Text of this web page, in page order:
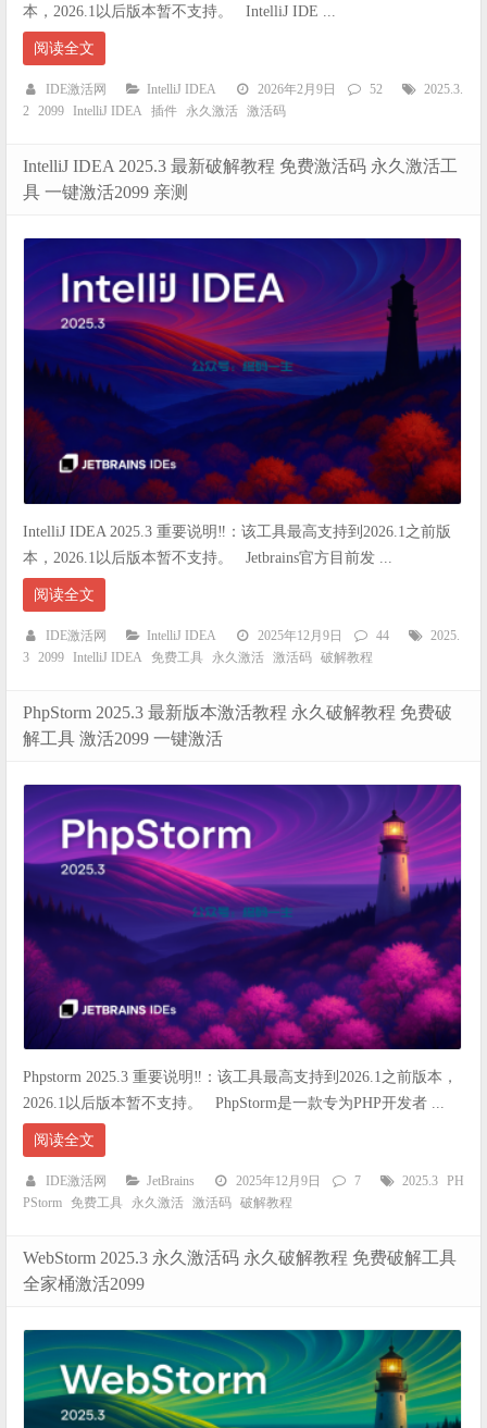
本，2026.1以后版本暂不支持。 IntelliJ IDE ...
阅读全文
IDE激活网 IntelliJ IDEA 2026年2月9日 52
2025.3.
2 2099 IntelliJ IDEA 插件 永久激活 激活码
IntelliJ IDEA 2025.3 最新破解教程 免费激活码 永久激活工
具 一键激活2099 亲测
IntelliJ IDEA 2025.3 重要说明‼️：该工具最高支持到2026.1之前版
本，2026.1以后版本暂不支持。 Jetbrains官方目前发 ...
阅读全文
IDE激活网 IntelliJ IDEA 2025年12月9日 44
2025.
3 2099 IntelliJ IDEA 免费工具 永久激活 激活码 破解教程
PhpStorm 2025.3 最新版本激活教程 永久破解教程 免费破
解工具 激活2099 一键激活
Phpstorm 2025.3 重要说明‼️：该工具最高支持到2026.1之前版本，
2026.1以后版本暂不支持。 PhpStorm是一款专为PHP开发者 ...
阅读全文
IDE激活网 JetBrains 2025年12月9日 7 2025.3 PH
PStorm 免费工具 永久激活 激活码 破解教程
WebStorm 2025.3 永久激活码 永久破解教程 免费破解工具
全家桶激活2099